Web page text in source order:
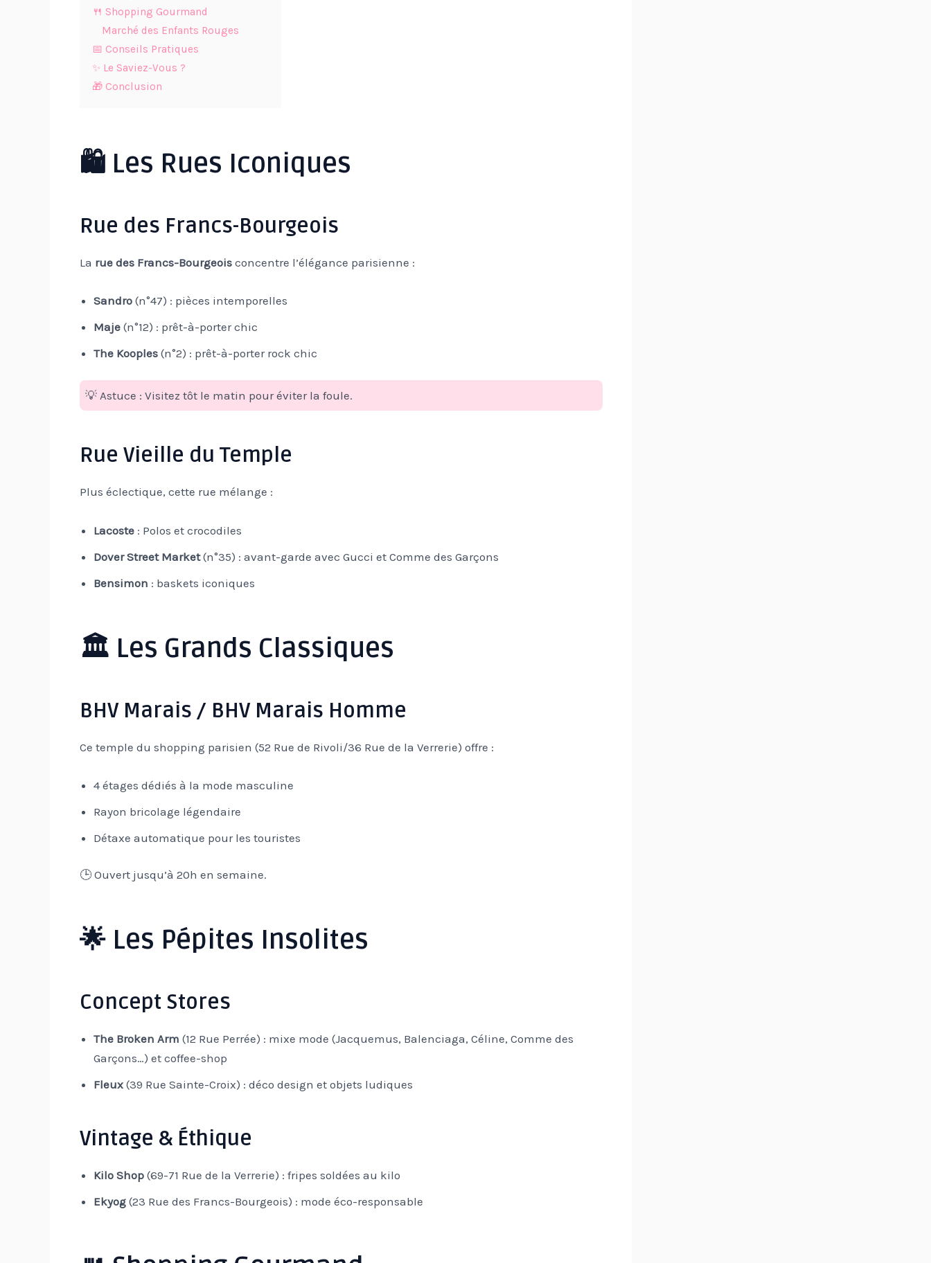
🍴 Shopping Gourmand
Marché des Enfants Rouges
📅 Conseils Pratiques
✨ Le Saviez-Vous ?
🎁 Conclusion
🛍️ Les Rues Iconiques
Rue des Francs-Bourgeois
La rue des Francs-Bourgeoisconcentre l’élégance parisienne :
Sandro(n°47) : pièces intemporelles
Maje(n°12) : prêt-à-porter chic
The Kooples(n°2) : prêt-à-porter rock chic
💡 Astuce : Visitez tôt le matin pour éviter la foule.
Rue Vieille du Temple
Plus éclectique, cette rue mélange :
Lacoste: Polos et crocodiles
Dover Street Market(n°35) : avant-garde avec Gucci et Comme des Garçons
Bensimon : baskets iconiques
🏛️ Les Grands Classiques
BHV Marais / BHV Marais Homme
Ce temple du shopping parisien (52 Rue de Rivoli/36 Rue de la Verrerie) offre :
4 étages dédiés à la mode masculine
Rayon bricolage légendaire
Détaxe automatique pour les touristes
🕒 Ouvert jusqu’à 20h en semaine.
🌟 Les Pépites Insolites
Concept Stores
The Broken Arm (12 Rue Perrée) : mixe mode (Jacquemus, Balenciaga, Céline, Comme des
Garçons…) et coffee-shop
Fleux(39 Rue Sainte-Croix) : déco design et objets ludiques
Vintage & Éthique
Kilo Shop(69-71 Rue de la Verrerie) : fripes soldées au kilo
Ekyog(23 Rue des Francs-Bourgeois) : mode éco-responsable